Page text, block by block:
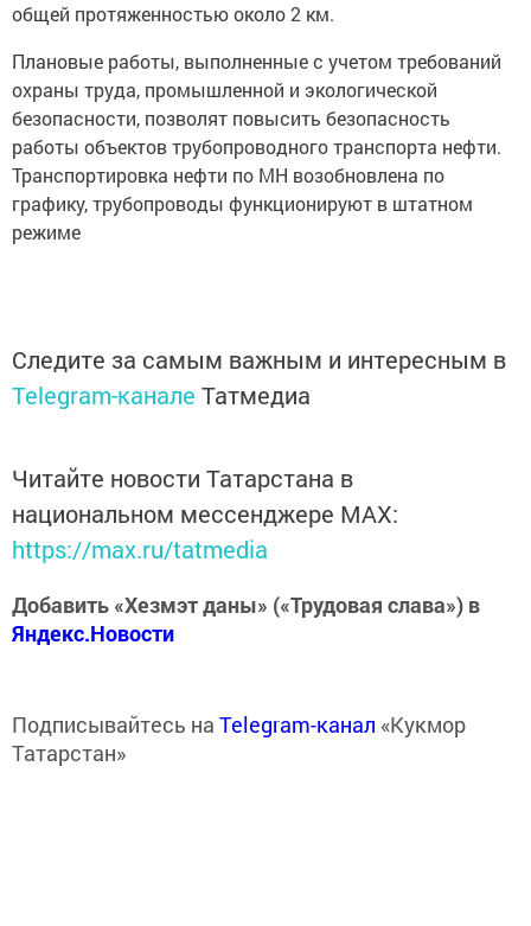
общей протяженностью около 2 км.
Плановые работы, выполненные с учетом требований
охраны труда, промышленной и экологической
безопасности, позволят повысить безопасность
работы объектов трубопроводного транспорта нефти.
Транспортировка нефти по МН возобновлена по
графику, трубопроводы функционируют в штатном
режиме
Следите за самым важным и интересным в
Telegram-канале Татмедиа
Читайте новости Татарстана в
национальном мессенджере MАХ:
https://max.ru/tatmedia
Добавить «Хезмэт даны» («Трудовая слава») в
Яндекс.Новости
Подписывайтесь на Telegram-канал «Кукмор
Татарстан»